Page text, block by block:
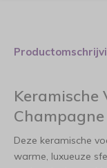
Keramische
Champagne
Deze keramische
warme, luxueuze